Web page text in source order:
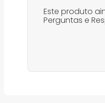
Este produto
Perguntas e